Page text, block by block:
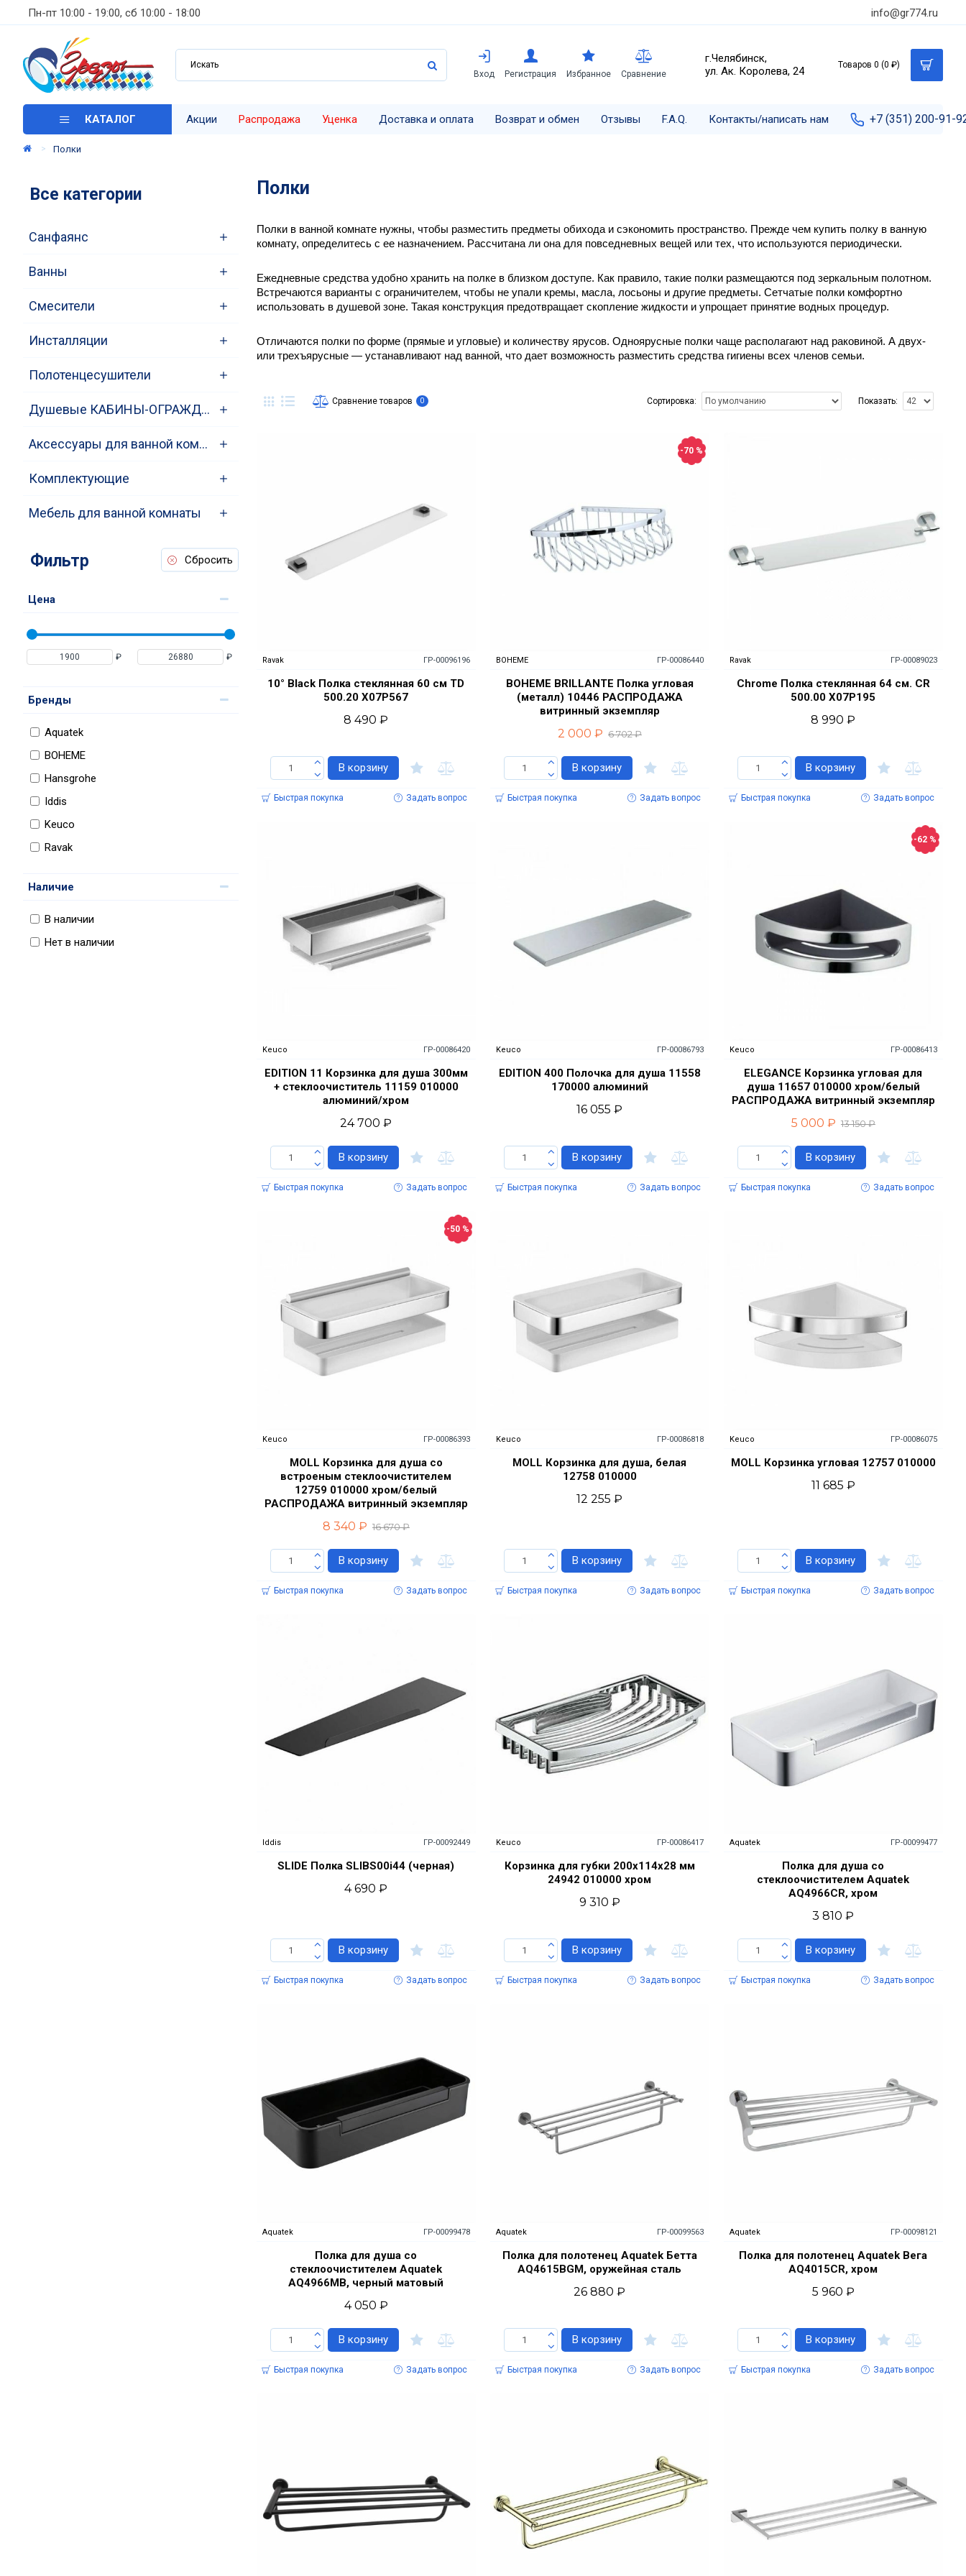
Пн-пт 10:00 - 19:00, сб 10:00 - 18:00 info@gr774.ru
Вход Регистрация Избранное Сравнение
г.Челябинск,
ул. Ак. Королева, 24
Товаров 0 (0 ₽)
КАТАЛОГ Акции Распродажа Уценка Доставка и оплата Возврат и обмен Отзывы F.A.Q. Контакты/написать нам +7 (351) 200-91-
Полки
Все категории
Санфаянс
Ванны
Смесители
Инсталляции
Полотенцесушители
Душевые КАБИНЫ-ОГРАЖДЕНИЯ-ПОДДОНЫ
Аксессуары для ванной комнаты
Комплектующие
Мебель для ванной комнаты
Фильтр Сбросить
Цена
₽ ₽
Бренды
Aquatek
BOHEME
Hansgrohe
Iddis
Keuco
Ravak
Наличие
В наличии
Нет в наличии
Полки
Полки в ванной комнате нужны, чтобы разместить предметы обихода и сэкономить пространство. Прежде чем купить полку в ванную
комнату, определитесь с ее назначением. Рассчитана ли она для повседневных вещей или тех, что используются периодически.
Ежедневные средства удобно хранить на полке в близком доступе. Как правило, такие полки размещаются под зеркальным полотном.
Встречаются варианты с ограничителем, чтобы не упали кремы, масла, лосьоны и другие предметы. Сетчатые полки комфортно
использовать в душевой зоне. Такая конструкция предотвращает скопление жидкости и упрощает принятие водных процедур.
Отличаются полки по форме (прямые и угловые) и количеству ярусов. Одноярусные полки чаще располагают над раковиной. А двух-
или трехъярусные — устанавливают над ванной, что дает возможность разместить средства гигиены всех членов семьи.
Сравнение товаров 0 Сортировка: Показать:
Ravak ГР-00096196
10° Black Полка стеклянная 60 см TD
500.20 X07P567
8 490 ₽
В корзину
Быстрая покупка Задать вопрос
-70 %
BOHEME ГР-00086440
BOHEME BRILLANTE Полка угловая
(металл) 10446 РАСПРОДАЖА
витринный экземпляр
2 000 ₽ 6 702 ₽
В корзину
Быстрая покупка Задать вопрос
Ravak ГР-00089023
Chrome Полка стеклянная 64 см. CR
500.00 X07P195
8 990 ₽
В корзину
Быстрая покупка Задать вопрос
Keuco ГР-00086420
EDITION 11 Корзинка для душа 300мм
+ стеклоочиститель 11159 010000
алюминий/хром
24 700 ₽
В корзину
Быстрая покупка Задать вопрос
Keuco ГР-00086793
EDITION 400 Полочка для душа 11558
170000 алюминий
16 055 ₽
В корзину
Быстрая покупка Задать вопрос
-62 %
Keuco ГР-00086413
ELEGANCE Корзинка угловая для
душа 11657 010000 хром/белый
РАСПРОДАЖА витринный экземпляр
5 000 ₽ 13 150 ₽
В корзину
Быстрая покупка Задать вопрос
-50 %
Keuco ГР-00086393
MOLL Корзинка для душа со
встроеным стеклоочистителем
12759 010000 хром/белый
РАСПРОДАЖА витринный экземпляр
8 340 ₽ 16 670 ₽
В корзину
Быстрая покупка Задать вопрос
Keuco ГР-00086818
MOLL Корзинка для душа, белая
12758 010000
12 255 ₽
В корзину
Быстрая покупка Задать вопрос
Keuco ГР-00086075
MOLL Корзинка угловая 12757 010000
11 685 ₽
В корзину
Быстрая покупка Задать вопрос
Iddis ГР-00092449
SLIDE Полка SLIBS00i44 (черная)
4 690 ₽
В корзину
Быстрая покупка Задать вопрос
Keuco ГР-00086417
Корзинка для губки 200х114х28 мм
24942 010000 хром
9 310 ₽
В корзину
Быстрая покупка Задать вопрос
Aquatek ГР-00099477
Полка для душа со
стеклоочистителем Aquatek
AQ4966CR, хром
3 810 ₽
В корзину
Быстрая покупка Задать вопрос
Aquatek ГР-00099478
Полка для душа со
стеклоочистителем Aquatek
AQ4966MB, черный матовый
4 050 ₽
В корзину
Быстрая покупка Задать вопрос
Aquatek ГР-00099563
Полка для полотенец Aquatek Бетта
AQ4615BGM, оружейная сталь
26 880 ₽
В корзину
Быстрая покупка Задать вопрос
Aquatek ГР-00098121
Полка для полотенец Aquatek Вега
AQ4015CR, хром
5 960 ₽
В корзину
Быстрая покупка Задать вопрос